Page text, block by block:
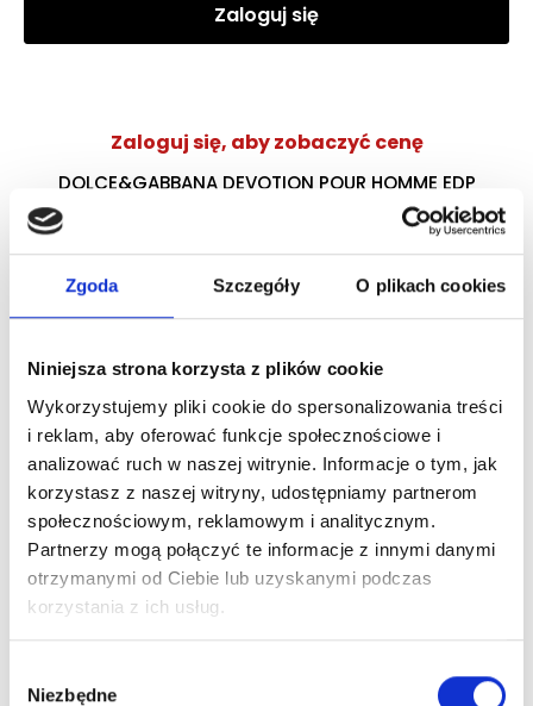
Zgoda Szczegóły O plikach cookies
Niniejsza strona korzysta z plików cookie
Wykorzystujemy pliki cookie do spersonalizowania treści
i reklam, aby oferować funkcje społecznościowe i
analizować ruch w naszej witrynie. Informacje o tym, jak
korzystasz z naszej witryny, udostępniamy partnerom
społecznościowym, reklamowym i analitycznym.
Partnerzy mogą połączyć te informacje z innymi danymi
otrzymanymi od Ciebie lub uzyskanymi podczas
korzystania z ich usług.
zgody
Niezbędne
Zaloguj się
Zaloguj się, aby zobaczyć cenę
DOLCE&GABBANA DEVOTION POUR HOMME EDP
Zaloguj się
Dlaczego warto?
Oryginalny produkt z autoryzowanej
dystrybucji
Wysyłka 24h z magazynu w Polsce